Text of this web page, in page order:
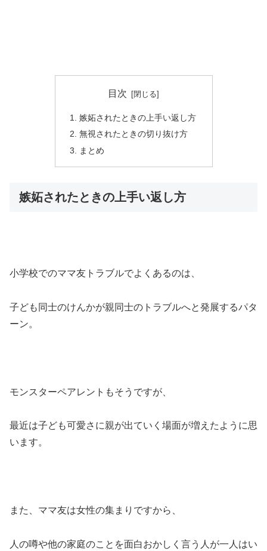
目次
嫉妬されたときの上手い返し方
無視されたときの切り抜け方
まとめ
嫉妬されたときの上手い返し方
小学校でのママ友トラブルでよくあるのは、
子ども同士のけんかが親同士のトラブルへと発展するパタ
ーン。
モンスターペアレントもそうですが、
最近は子ども可愛さに親が出ていく場面が増えたように思
います。
また、ママ友は女性の集まりですから、
人の噂や他の家庭のことを面白おかしく言う人が一人はい